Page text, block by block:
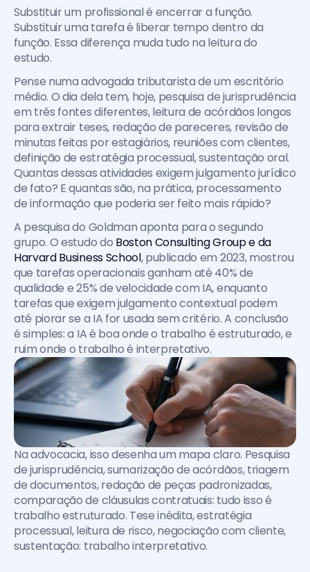
Substituir um profissional é encerrar a função.
Substituir uma tarefa é liberar tempo dentro da
função. Essa diferença muda tudo na leitura do
estudo.
Pense numa advogada tributarista de um escritório
médio. O dia dela tem, hoje, pesquisa de jurisprudência
em três fontes diferentes, leitura de acórdãos longos
para extrair teses, redação de pareceres, revisão de
minutas feitas por estagiários, reuniões com clientes,
definição de estratégia processual, sustentação oral.
Quantas dessas atividades exigem julgamento jurídico
de fato? E quantas são, na prática, processamento
de informação que poderia ser feito mais rápido?
A pesquisa do Goldman aponta para o segundo
grupo. O estudo do Boston Consulting Group e da
Harvard Business School, publicado em 2023, mostrou
que tarefas operacionais ganham até 40% de
qualidade e 25% de velocidade com IA, enquanto
tarefas que exigem julgamento contextual podem
até piorar se a IA for usada sem critério. A conclusão
é simples: a IA é boa onde o trabalho é estruturado, e
ruim onde o trabalho é interpretativo.
Na advocacia, isso desenha um mapa claro. Pesquisa
de jurisprudência, sumarização de acórdãos, triagem
de documentos, redação de peças padronizadas,
comparação de cláusulas contratuais: tudo isso é
trabalho estruturado. Tese inédita, estratégia
processual, leitura de risco, negociação com cliente,
sustentação: trabalho interpretativo.